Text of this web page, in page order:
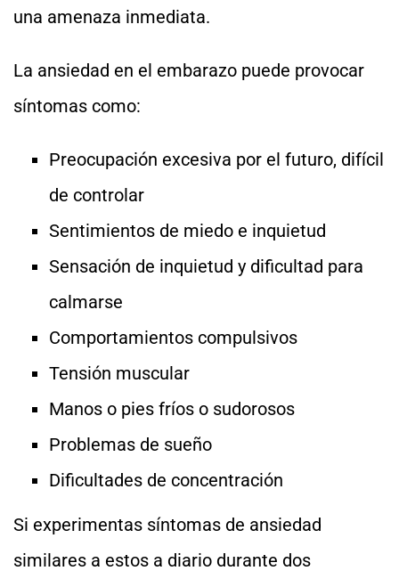
una amenaza inmediata.
La ansiedad en el embarazo puede provocar
síntomas como:
Preocupación excesiva por el futuro, difícil
de controlar
Sentimientos de miedo e inquietud
Sensación de inquietud y dificultad para
calmarse
Comportamientos compulsivos
Tensión muscular
Manos o pies fríos o sudorosos
Problemas de sueño
Dificultades de concentración
Si experimentas síntomas de ansiedad
similares a estos a diario durante dos